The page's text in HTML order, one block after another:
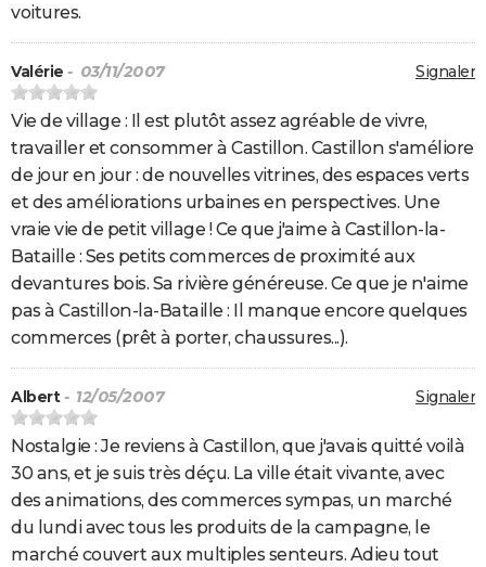
voitures.
Signaler
Valérie - 03/11/2007
Vie de village : Il est plutôt assez agréable de vivre,
travailler et consommer à Castillon. Castillon s'améliore
de jour en jour : de nouvelles vitrines, des espaces verts
et des améliorations urbaines en perspectives. Une
vraie vie de petit village ! Ce que j'aime à Castillon-la-
Bataille : Ses petits commerces de proximité aux
devantures bois. Sa rivière généreuse. Ce que je n'aime
pas à Castillon-la-Bataille : Il manque encore quelques
commerces (prêt à porter, chaussures...).
Signaler
Albert- 12/05/2007
Nostalgie : Je reviens à Castillon, que j'avais quitté voilà
30 ans, et je suis très déçu. La ville était vivante, avec
des animations, des commerces sympas, un marché
du lundi avec tous les produits de la campagne, le
marché couvert aux multiples senteurs. Adieu tout